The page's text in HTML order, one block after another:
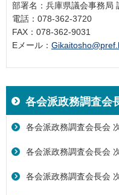
部署名：兵庫県議会事務局
電話：078-362-3720
FAX：078-362-9031
Eメール：
各会派政務調査会
各会派政務調査会長会
各会派政務調査会長会
各会派政務調査会長会